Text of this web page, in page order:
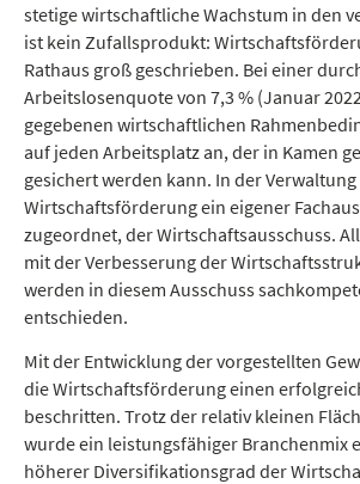
stetige wirtschaftliche Wachstum in den
ist kein Zufallsprodukt:
Rathaus groß geschrieben. Bei einer
Arbeitslosenquote von 7,3 % (Januar
gegebenen wirtschaftlichen
auf jeden Arbeitsplatz an, der in Kamen
gesichert werden kann. In der
Wirtschaftsförderung ein eigener
zugeordnet, der Wirtschaftsausschuss.
mit der Verbesserung der
werden in diesem Ausschuss
entschieden.
Mit der Entwicklung der vorgestellten
die Wirtschaftsförderung einen
beschritten. Trotz der relativ kleinen
wurde ein leistungsfähiger Branchenmix
höherer Diversifikationsgrad der